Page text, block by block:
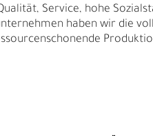
Service, hohe
haben wir die